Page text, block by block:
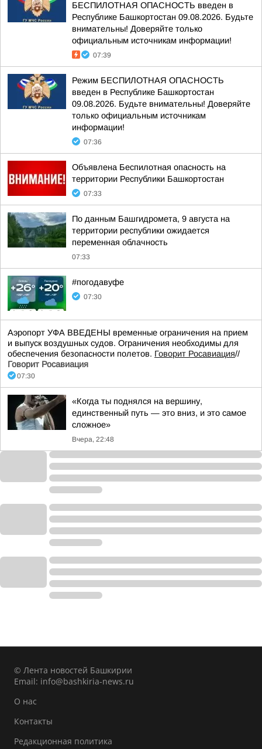
БЕСПИЛОТНАЯ ОПАСНОСТЬ введен в
Республике Башкортостан 09.08.2026. Будьте
внимательны! Доверяйте только
официальным источникам информации!
07:39
Режим БЕСПИЛОТНАЯ ОПАСНОСТЬ
введен в Республике Башкортостан
09.08.2026. Будьте внимательны! Доверяйте
только официальным источникам
информации!
07:36
Объявлена Беспилотная опасность на
территории Республики Башкортостан
07:33
По данным Башгидромета, 9 августа на
территории республики ожидается
переменная облачность
07:33
#погодавуфе
07:30
Аэропорт УФА ВВЕДЕНЫ временные ограничения на прием
и выпуск воздушных судов. Ограничения необходимы для
обеспечения безопасности полетов. Говорит Росавиация//
Говорит Росавиация
07:30
«Когда ты поднялся на вершину,
единственный путь — это вниз, и это самое
сложное»
Вчера, 22:48
© Лента новостей Башкирии
Email: info@bashkiria-news.ru
О нас
Контакты
Редакционная политика